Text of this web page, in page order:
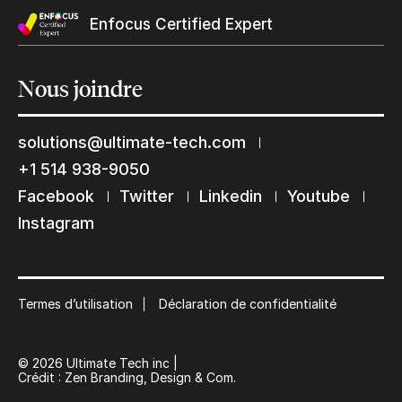
Enfocus Certified Expert
Nousjoindre
solutions@ultimate-tech.com
+1 514 938-9050
Facebook
Twitter Linkedin
Youtube
Instagram
Termes d’utilisation Déclaration de confidentialité
© 2026 Ultimate Tech inc |
Crédit : Zen Branding, Design & Com.
Restons en contact
Abonnez-vous à notre liste de diffusion